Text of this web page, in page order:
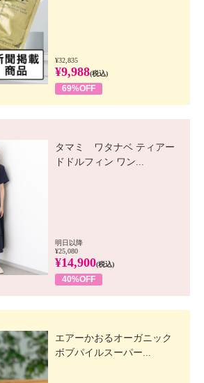
¥32,835
¥9,988(税込)
69%OFF
タマミ ワタナベ ティアー
ドドルフィン ワン...
明日以降
¥25,080
¥14,900(税込)
40%OFF
エアーかおるオーガニック
ボブパイルスーパー...